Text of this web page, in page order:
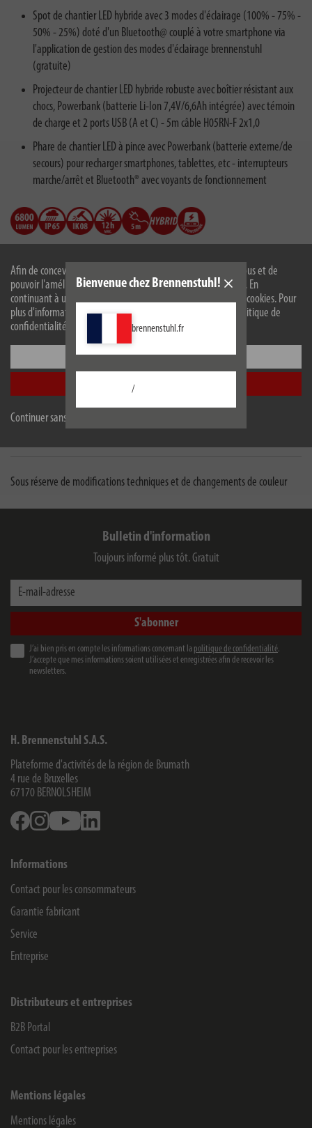
Afin de concevoir notre site web de manière optimale pour vous et de
pouvoir l'améliorer en permanence, nous utilisons des cookies. En
continuant à utiliser le site web, vous acceptez l'utilisation de cookies. Pour
plus d'informations sur les cookies, veuillez consulter notre politique de
confidentialité.
Configurer
Accepter tout
Continuer sans accepter
Bienvenue chez Brennenstuhl!
brennenstuhl.fr
/
Spot de chantier LED hybride avec 3 modes d'éclairage (100% - 75% -
50% - 25%) doté d'un Bluetooth@ couplé à votre smartphone via
l'application de gestion des modes d'éclairage brennenstuhl
(gratuite)
Projecteur de chantier LED hybride robuste avec boîtier résistant aux
chocs, Powerbank (batterie Li-Ion 7,4V/6,6Ah intégrée) avec témoin
de charge et 2 ports USB (A et C) - 5m câble H05RN-F 2x1,0
Phare de chantier LED à pince avec Powerbank (batterie externe/de
secours) pour recharger smartphones, tablettes, etc - interrupteurs
marche/arrêt et Bluetooth® avec voyants de fonctionnement
Description
Caractéristiques techniques
Sous réserve de modifications techniques et de changements de couleur
Bulletin d'information
Toujours informé plus tôt. Gratuit
E-mail-adresse
S'abonner
J’ai bien pris en compte les informations concernant la politique de confidentialité.
J’accepte que mes informations soient utilisées et enregistrées afin de recevoir les
newsletters.
H. Brennenstuhl S.A.S.
Plateforme d'activités de la région de Brumath
4 rue de Bruxelles
67170 BERNOLSHEIM
FacebookInstagramYoutube
Informations
Contact pour les consommateurs
Garantie fabricant
Service
Entreprise
Distributeurs et entreprises
B2B Portal
Contact pour les entreprises
Mentions légales
Mentions légales